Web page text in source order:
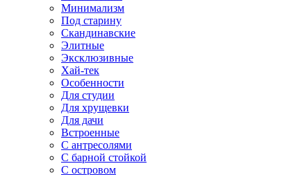
Минимализм
Под старину
Скандинавские
Элитные
Эксклюзивные
Хай-тек
Особенности
Для студии
Для хрущевки
Для дачи
Встроенные
С антресолями
С барной стойкой
С островом